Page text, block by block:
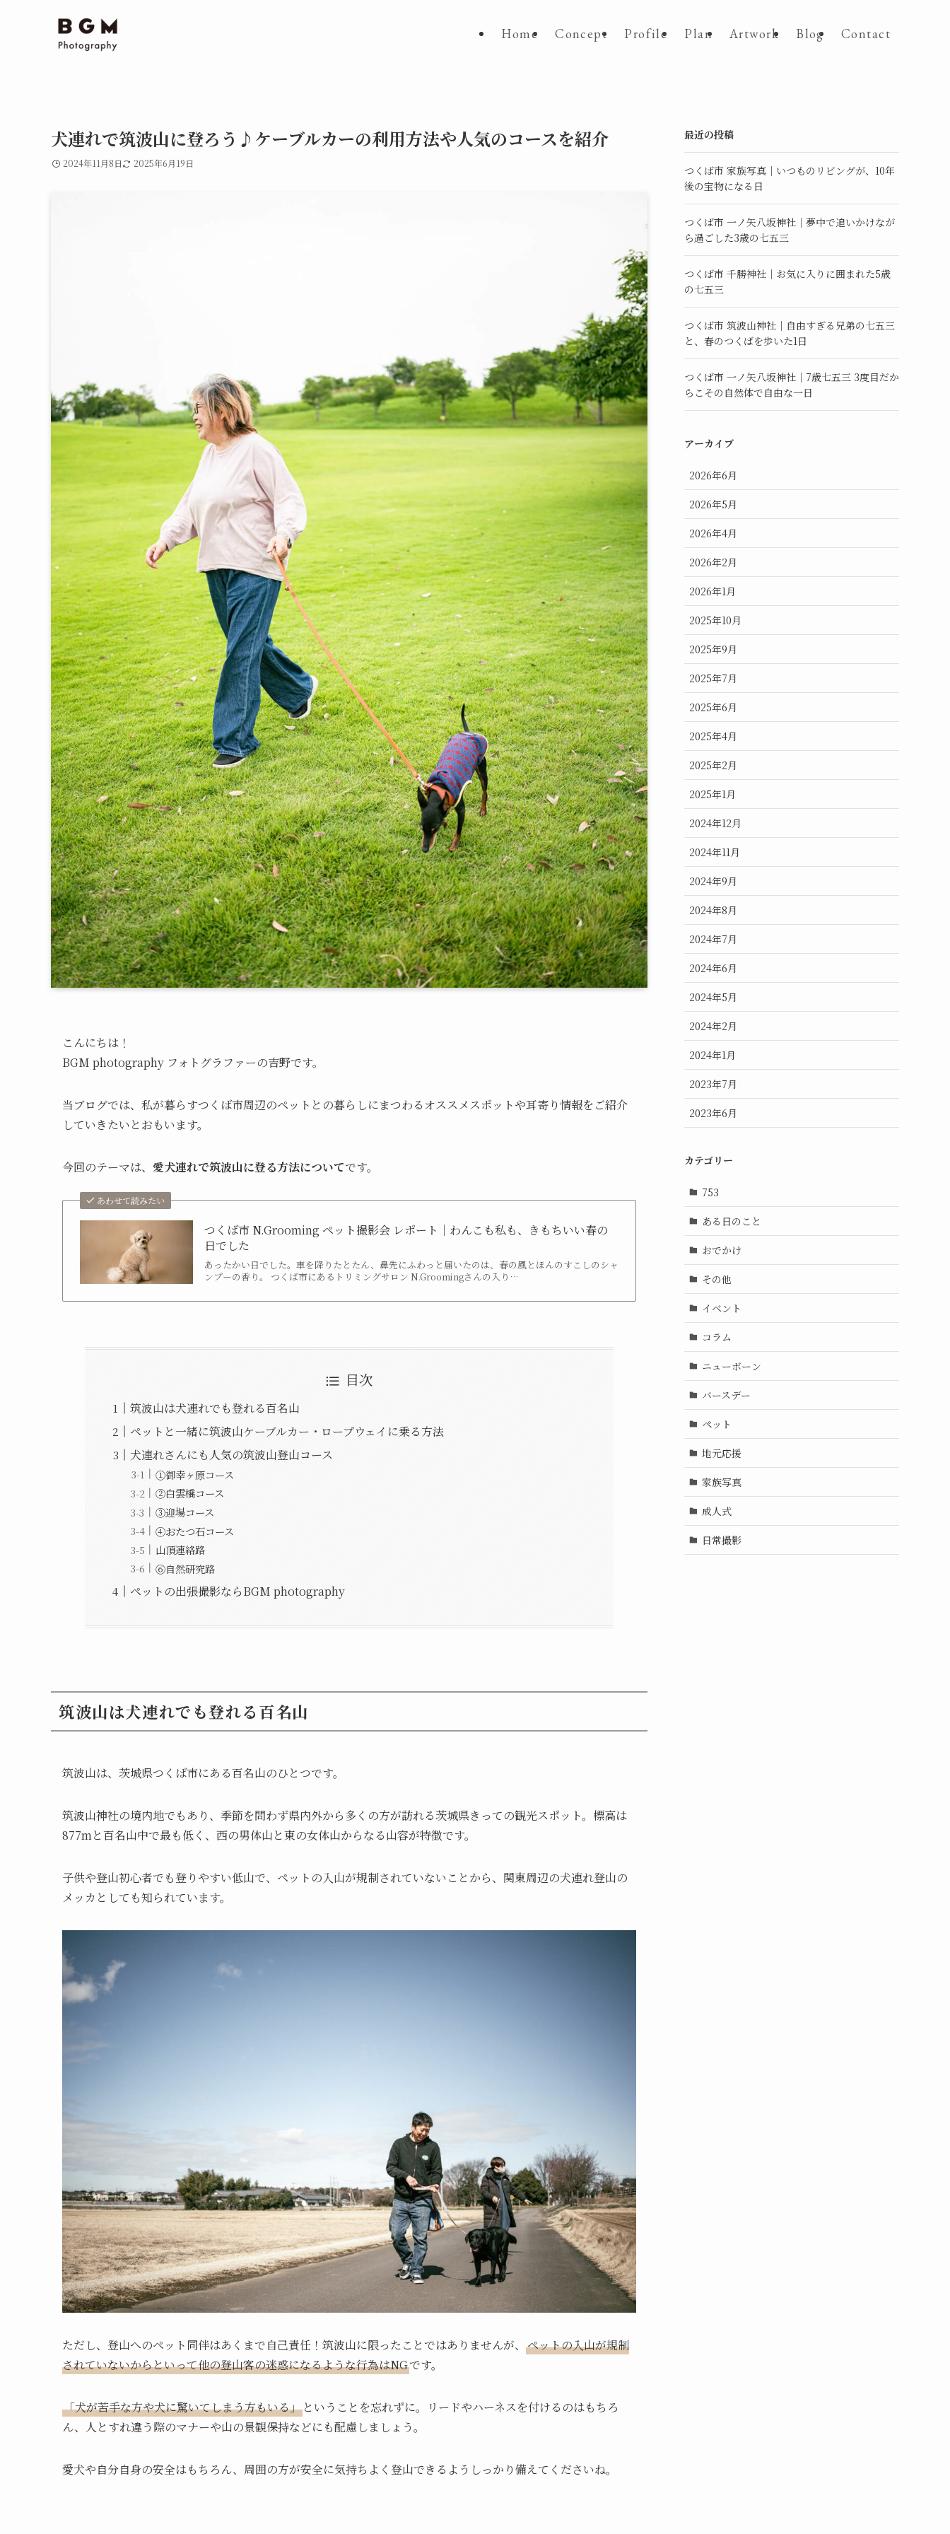
Home Concept Profile Plan Artwork Blog Contact
犬連れで筑波山に登ろう♪ケーブルカーの利用方法や人気のコースを紹介
2024年11月8日 2025年6月19日
こんにちは！
BGM photography フォトグラファーの吉野です。
当ブログでは、私が暮らすつくば市周辺のペットとの暮らしにまつわるオススメスポットや耳寄り情報をご紹介
していきたいとおもいます。
今回のテーマは、 愛犬連れで筑波山に登る方法についてです。
あわせて読みたい
つくば市 N.Grooming ペット撮影会 レポート｜わんこも私も、きもちいい春の
日でした
あったかい日でした。車を降りたとたん、鼻先にふわっと届いたのは、春の風とほんのすこしのシャ
ンプーの香り。 つくば市にあるトリミングサロン N.Groomingさんの入り…
目次
筑波山は犬連れでも登れる百名山
ペットと一緒に筑波山ケーブルカー・ロープウェイに乗る方法
犬連れさんにも人気の筑波山登山コース
①御幸ヶ原コース
②白雲橋コース
③迎場コース
④おたつ石コース
山頂連絡路
⑥自然研究路
ペットの出張撮影ならBGM photography
筑波山は犬連れでも登れる百名山
筑波山は、茨城県つくば市にある百名山のひとつです。
筑波山神社の境内地でもあり、季節を問わず県内外から多くの方が訪れる茨城県きっての観光スポット。標高は
877mと百名山中で最も低く、西の男体山と東の女体山からなる山容が特徴です。
子供や登山初心者でも登りやすい低山で、ペットの入山が規制されていないことから、関東周辺の犬連れ登山の
メッカとしても知られています。
ただし、登山へのペット同伴はあくまで自己責任！筑波山に限ったことではありませんが、 ペットの入山が規制
されていないからといって他の登山客の迷惑になるような行為はNGです。
「犬が苦手な方や犬に驚いてしまう方もいる」 ということを忘れずに。リードやハーネスを付けるのはもちろ
ん、人とすれ違う際のマナーや山の景観保持などにも配慮しましょう。
愛犬や自分自身の安全はもちろん、周囲の方が安全に気持ちよく登山できるようしっかり備えてくださいね。
最近の投稿
つくば市 家族写真｜いつものリビングが、10年
後の宝物になる日
つくば市 一ノ矢八坂神社｜夢中で追いかけなが
ら過ごした3歳の七五三
つくば市 千勝神社｜お気に入りに囲まれた5歳
の七五三
つくば市 筑波山神社｜自由すぎる兄弟の七五三
と、春のつくばを歩いた1日
つくば市 一ノ矢八坂神社｜7歳七五三 3度目だか
らこその自然体で自由な一日
アーカイブ
2026年6月
2026年5月
2026年4月
2026年2月
2026年1月
2025年10月
2025年9月
2025年7月
2025年6月
2025年4月
2025年2月
2025年1月
2024年12月
2024年11月
2024年9月
2024年8月
2024年7月
2024年6月
2024年5月
2024年2月
2024年1月
2023年7月
2023年6月
カテゴリー
753
ある日のこと
おでかけ
その他
イベント
コラム
ニューボーン
バースデー
ペット
地元応援
家族写真
成人式
日常撮影